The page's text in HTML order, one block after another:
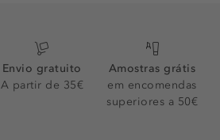
Envio gratuito
A partir de 35€
Amostras grátis
em encomendas
superiores a 50€